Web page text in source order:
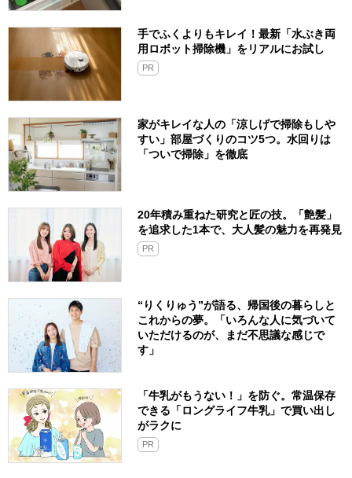
手でふくよりもキレイ！最新「水ぶき両
用ロボット掃除機」をリアルにお試し
PR
家がキレイな人の「涼しげで掃除もしや
すい」部屋づくりのコツ5つ。水回りは
「ついで掃除」を徹底
20年積み重ねた研究と匠の技。「艶髪」
を追求した1本で、大人髪の魅力を再発見
PR
“りくりゅう”が語る、帰国後の暮らしと
これからの夢。「いろんな人に気づいて
いただけるのが、まだ不思議な感じで
す」
「牛乳がもうない！」を防ぐ。常温保存
できる「ロングライフ牛乳」で買い出し
がラクに
PR